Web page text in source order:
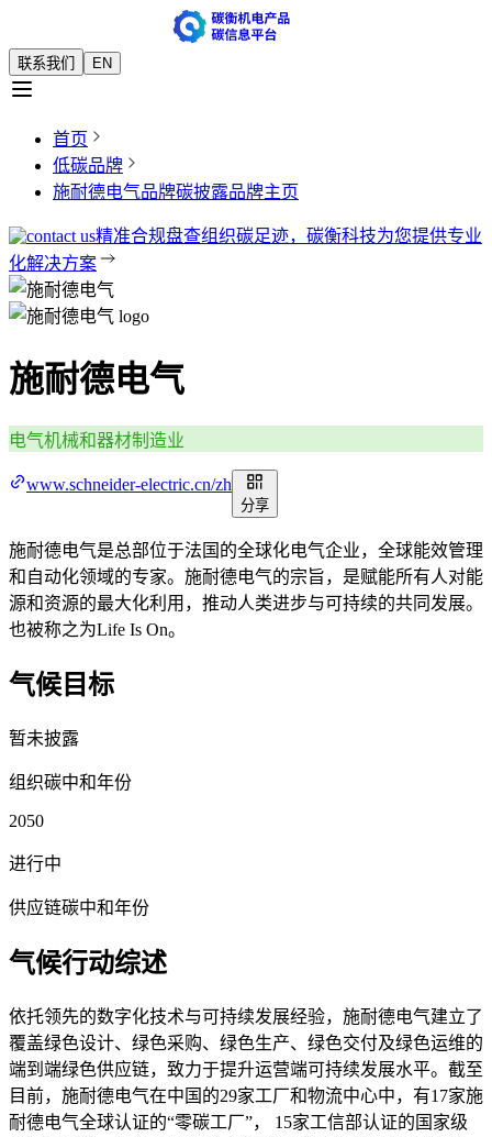
联系我们 EN
首页
低碳品牌
施耐德电气品牌碳披露品牌主页
精准合规盘查组织碳足迹，碳衡科技为您提供专业
化解决方案
施耐德电气
电气机械和器材制造业
www.schneider-electric.cn/zh
分享
施耐德电气是总部位于法国的全球化电气企业，全球能效管理
和自动化领域的专家。施耐德电气的宗旨，是赋能所有人对能
源和资源的最大化利用，推动人类进步与可持续的共同发展。
也被称之为Life Is On。
气候目标
暂未披露
组织碳中和年份
2050
进行中
供应链碳中和年份
气候行动综述
依托领先的数字化技术与可持续发展经验，施耐德电气建立了
覆盖绿色设计、绿色采购、绿色生产、绿色交付及绿色运维的
端到端绿色供应链，致力于提升运营端可持续发展水平。截至
目前，施耐德电气在中国的29家工厂和物流中心中，有17家施
耐德电气全球认证的“零碳工厂”， 15家工信部认证的国家级